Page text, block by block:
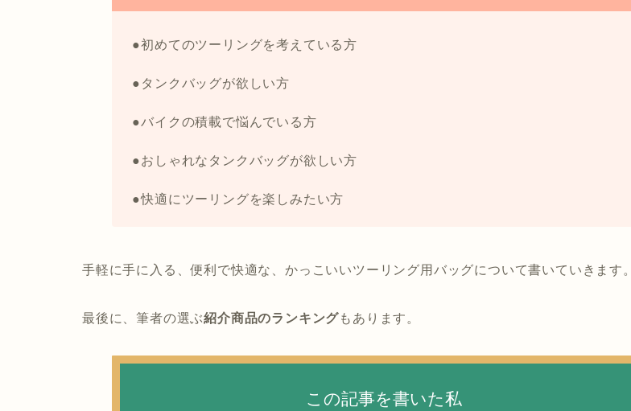
●初めてのツーリングを考えている方
●タンクバッグが欲しい方
●バイクの積載で悩んでいる方
●おしゃれなタンクバッグが欲しい方
●快適にツーリングを楽しみたい方
手軽に手に入る、便利で快適な、かっこいいツーリング用バッグについて書いていきます。
最後に、筆者の選ぶ紹介商品のランキングもあります。
この記事を書いた私